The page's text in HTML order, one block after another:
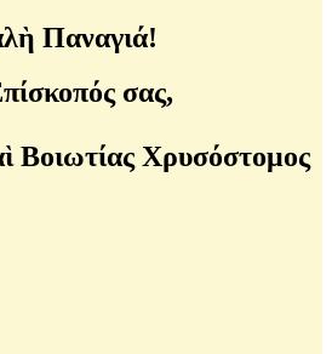
Παναγιά!
σας,
Βοιωτίας Χρυσόστομος